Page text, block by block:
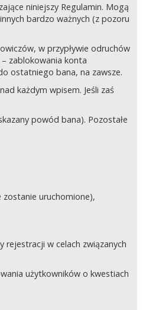
niniejszy Regulamin. Mogą
bardzo ważnych (z pozoru
w przypływie odruchów
zablokowania konta
ostatniego bana, na zawsze.
każdym wpisem. Jeśli zaś
powód bana). Pozostałe
uruchomione),
w celach związanych
użytkowników o kwestiach